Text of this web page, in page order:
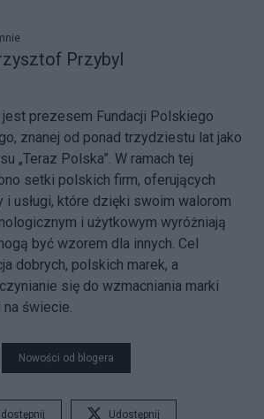
Przybyl
prezesem Fundacji Polskiego
znanej od ponad trzydziestu lat jako
„Teraz Polska”. W ramach tej
setki polskich firm, oferujących
i usługi, które dzięki swoim walorom
i użytkowym wyróżniają
być wzorem dla innych. Cel
dobrych, polskich marek, a
się do wzmacniania marki
świecie.
Nowości od blogera
Udostępnij